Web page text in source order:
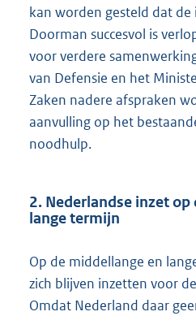
kan worden gesteld dat de
Doorman succesvol is
voor verdere
van Defensie en het
Zaken nadere afspraken
aanvulling op het
noodhulp.
2. Nederlandse inzet
lange termijn
Op de middellange en
zich blijven inzetten voor
Omdat Nederland daar